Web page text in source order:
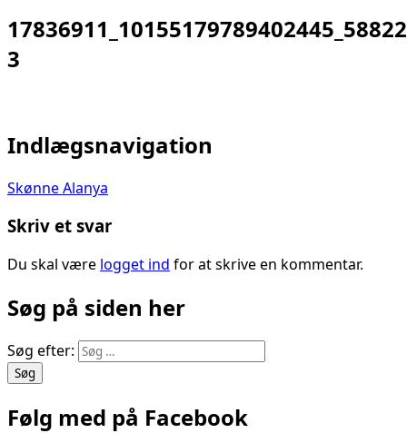
3
Indlægsnavigation
Skønne Alanya
Skriv et svar
Du skal være logget ind for at skrive en kommentar.
Søg på siden her
Søg efter:
Følg med på Facebook